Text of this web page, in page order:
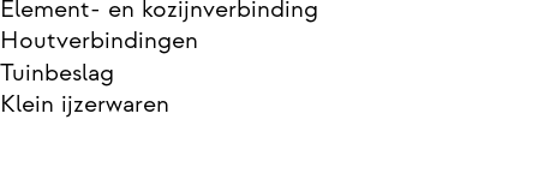
Element- en kozijnverbinding
Houtverbindingen
Tuinbeslag
Klein ijzerwaren